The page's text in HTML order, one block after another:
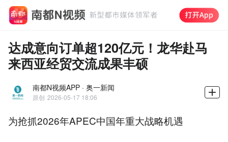
达成意向订单超120亿元！龙华赴马
来西亚经贸交流成果丰硕
南都N视频APP · 奥一新闻
原创 2026-05-17 18:06
为抢抓2026年APEC中国年重大战略机遇